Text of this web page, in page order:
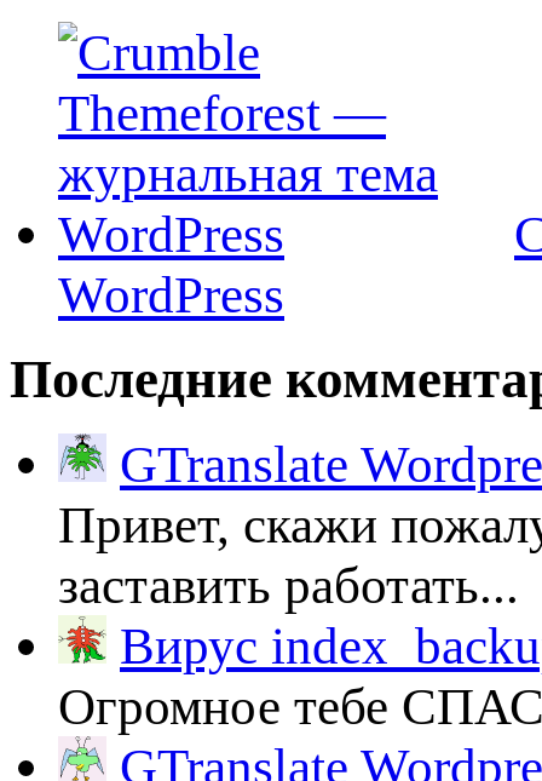
WordPress
Последние
GTranslate
Привет, скажи
заставить работать...
Вирус
Огромное тебе
GTranslate